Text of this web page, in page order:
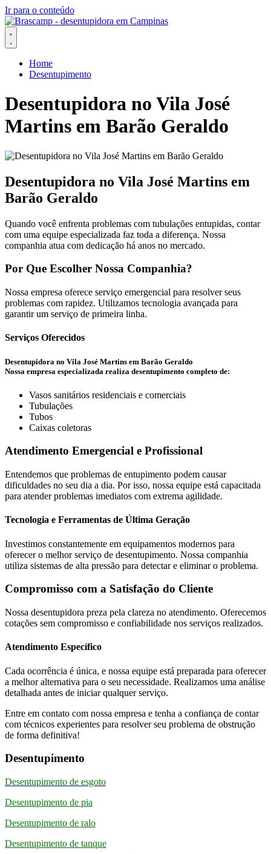
Ir para o conteúdo
Home
Desentupimento
Desentupidora no Vila José
Martins em Barão Geraldo
Desentupidora no Vila José Martins em
Barão Geraldo
Quando você enfrenta problemas com tubulações entupidas, contar
com uma equipe especializada faz toda a diferença. Nossa
companhia atua com dedicação há anos no mercado.
Por Que Escolher Nossa Companhia?
Nossa empresa oferece serviço emergencial para resolver seus
problemas com rapidez. Utilizamos tecnologia avançada para
garantir um serviço de primeira linha.
Serviços Oferecidos
Desentupidora no Vila José Martins em Barão Geraldo
Nossa empresa especializada realiza desentupimento completo de:
Vasos sanitários residenciais e comerciais
Tubulações
Tubos
Caixas coletoras
Atendimento Emergencial e Profissional
Entendemos que problemas de entupimento podem causar
dificuldades no seu dia a dia. Por isso, nossa equipe está capacitada
para atender problemas imediatos com extrema agilidade.
Tecnologia e Ferramentas de Última Geração
Investimos constantemente em equipamentos modernos para
oferecer o melhor serviço de desentupimento. Nossa companhia
utiliza sistemas de alta pressão para detectar e eliminar o problema.
Compromisso com a Satisfação do Cliente
Nossa desentupidora preza pela clareza no atendimento. Oferecemos
cotações sem compromisso e confiabilidade nos serviços realizados.
Atendimento Específico
Cada ocorrência é única, e nossa equipe está preparada para oferecer
a melhor alternativa para o seu necessidade. Realizamos uma análise
detalhada antes de iniciar qualquer serviço.
Entre em contato com nossa empresa e tenha a confiança de contar
com técnicos experientes para resolver seu problema de obstrução
de forma definitiva!
Desentupimento
Desentupimento de esgoto
Desentupimento de pia
Desentupimento de ralo
Desentupimento de tanque